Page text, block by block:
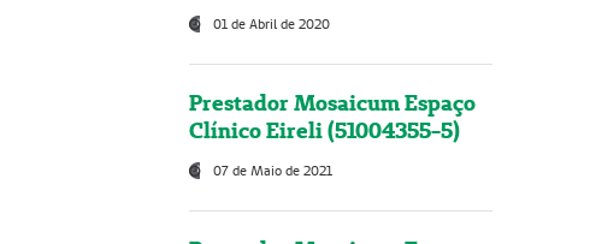
01 de Abril de 2020
Prestador Mosaicum Espaço
Clínico Eireli (51004355-5)
07 de Maio de 2021